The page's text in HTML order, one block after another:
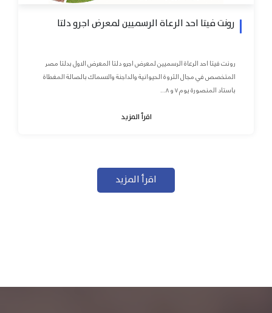
رونت فيتا احد الرعاة الرسميين لمعرض اجرو دلتا
رونت فيتا احد الرعاة الرسميين لمعرض اجرو دلتا المعرض الاول بدلتا مصر
المتخصص في مجال الثروة الحيوانية والداجنة والاسماك بالصالة المغطاة
باستاد المنصورة يوم ٧ و ٨...
اقرأ المزيد
اقرأ المزيد